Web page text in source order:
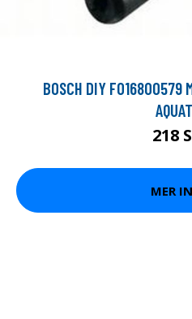
BOSCH DIY F016800579
218
MER